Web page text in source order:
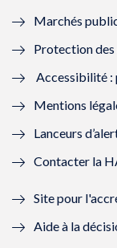
Marchés
Protection des
Accessibilité
Mentions
Lanceurs
Contacter la
Site pour
Aide à la